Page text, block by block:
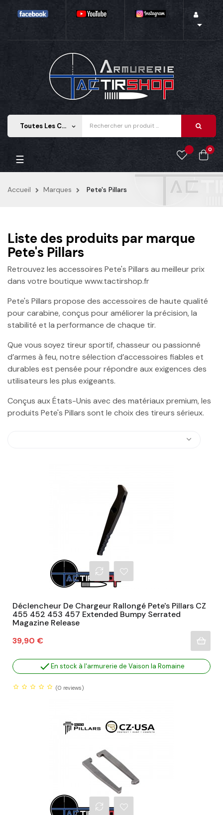

Toutes Les Catégories keyboard_arrow_down
0
Basculer
la
☰
Accueil Marques Pete's Pillars
Liste des produits par marque
Pete's Pillars
Retrouvez les accessoires Pete's Pillars au meilleur prix
dans votre boutique www.tactirshop.fr
Pete's Pillars propose des accessoires de haute qualité
pour carabine, conçus pour améliorer la précision, la
stabilité et la performance de chaque tir.
Que vous soyez tireur sportif, chasseur ou passionné
d’armes à feu, notre sélection d’accessoires fiables et
durables est pensée pour répondre aux exigences des
utilisateurs les plus exigeants.
Conçus aux États-Unis avec des matériaux premium, les
produits Pete's Pillars sont le choix des tireurs sérieux.
Déclencheur De Chargeur Rallongé Pete's Pillars CZ
455 452 453 457 Extended Bumpy Serrated
Magazine Release
Prix
39,90 €
En stock à l'armurerie de Vaison la Romaine
(0 reviews)